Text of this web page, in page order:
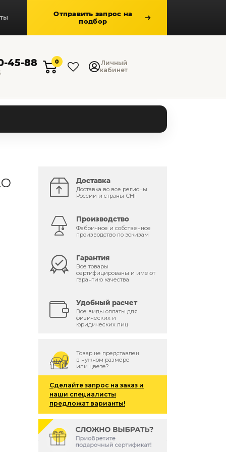
Отправить запрос на
подбор
45-88 0
Личный
кабинет
Доставка
Доставка во все регионы
России и страны СНГ
Производство
Фабричное и собственное
производство по эскизам
Гарантия
Все товары
сертифицированы и имеют
гарантию качества
Удобный расчет
Все виды оплаты для
физических и
юридических лиц
Товар не представлен
в нужном размере
или цвете?
Сделайте запрос на заказ и
наши специалисты
предложат варианты!